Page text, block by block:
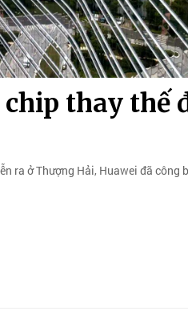
chip thay thế
ra ở Thượng Hải, Huawei đã công